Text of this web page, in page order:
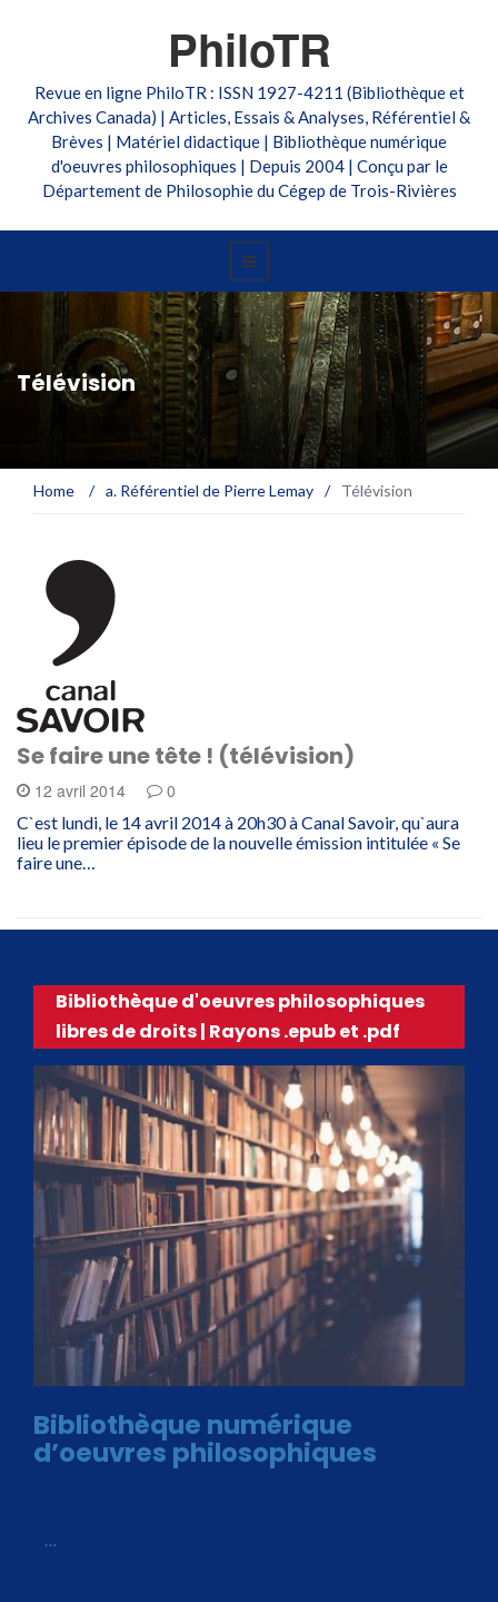
PhiloTR
Revue en ligne PhiloTR : ISSN 1927-4211 (Bibliothèque et
Archives Canada) | Articles, Essais & Analyses, Référentiel &
Brèves | Matériel didactique | Bibliothèque numérique
d'oeuvres philosophiques | Depuis 2004 | Conçu par le
Département de Philosophie du Cégep de Trois-Rivières
Télévision
Home / a. Référentiel de Pierre Lemay / Télévision
Se faire une tête ! (télévision)
12 avril 2014 0
C`est lundi, le 14 avril 2014 à 20h30 à Canal Savoir, qu`aura
lieu le premier épisode de la nouvelle émission intitulée « Se
faire une…
Bibliothèque d'oeuvres philosophiques
libres de droits | Rayons .epub et .pdf
Bibliothèque numérique
d’oeuvres philosophiques
…